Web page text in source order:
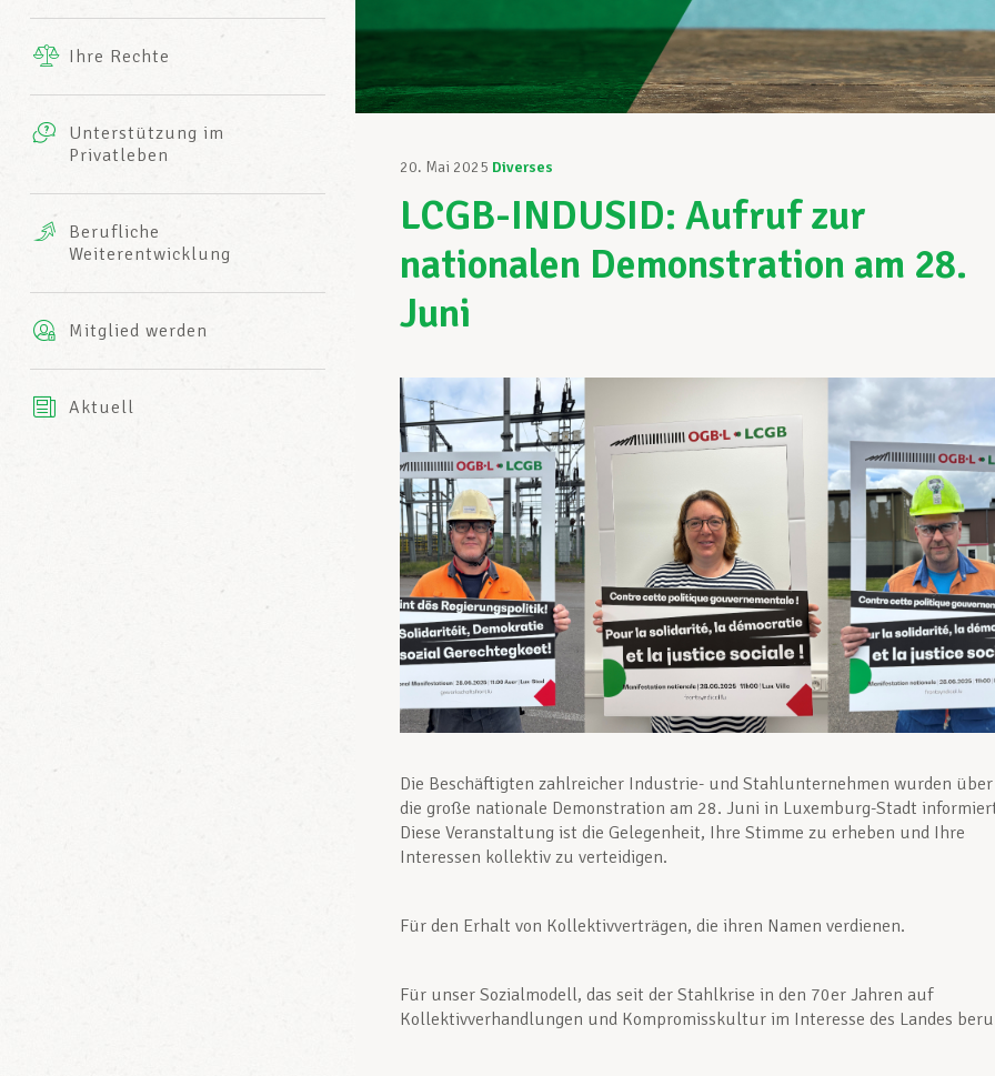
INFO-CENTER
des LCGBs
Ihre Rechte
Unterstützung im
Privatleben
Leistungen
Mutuelle
AXA
Berufliche
Weiterentwicklung
Mitglied werden
Aktuell
20. Mai 2025 Diverses
LCGB-INDUSID: Aufruf zur
nationalen Demonstration am 28.
Juni
Die Beschäftigten zahlreicher Industrie- und Stahlunternehmen wurden über
die große nationale Demonstration am 28. Juni in Luxemburg-Stadt
Diese Veranstaltung ist die Gelegenheit, Ihre Stimme zu erheben und Ihre
Interessen kollektiv zu verteidigen.
Für den Erhalt von Kollektivverträgen, die ihren Namen verdienen.
Für unser Sozialmodell, das seit der Stahlkrise in den 70er Jahren auf
Kollektivverhandlungen und Kompromisskultur im Interesse des Landes